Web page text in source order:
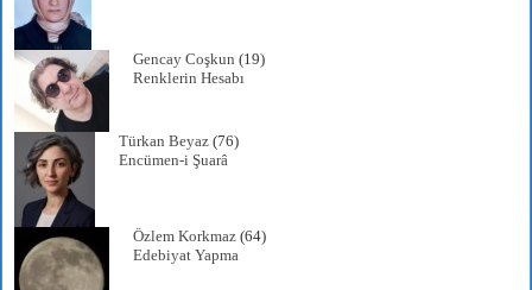
Gencay Coşkun (19)
Renklerin Hesabı
Türkan Beyaz (76)
Encümen-i Şuarâ
Özlem Korkmaz (64)
Edebiyat Yapma